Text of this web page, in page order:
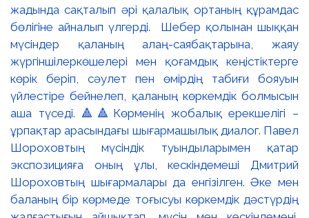
жадында сақталып әрі қалалық ортаның құрамдас
бөлігіне айналып үлгерді. Шебер қолынан шыққан
мүсіндер қаланың алаң-саябақтарына, жаяу
жүргіншілеркөшелері мен қоғамдық кеңістіктерге
көрік беріп, сәулет пен өмірдің табиғи бояуын
үйлестіре бейнелеп, қаланың көркемдік болмысын
аша түседі. 🔺🔺Көрменің жобалық ерекшелігі –
ұрпақтар арасындағы шығармашылық диалог. Павел
Шороховтың мүсіндік туындыларымен қатар
экспозицияға оның ұлы, кескіндемеші Дмитрий
Шороховтың шығармалары да енгізілген. Әке мен
баланың бір көрмеде тоғысуы көркемдік дәстүрдің